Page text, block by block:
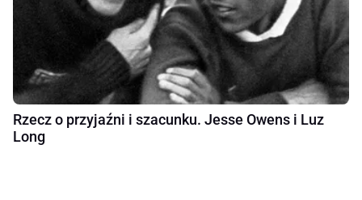
Rzecz o przyjaźni i szacunku. Jesse Owens i Luz
Long